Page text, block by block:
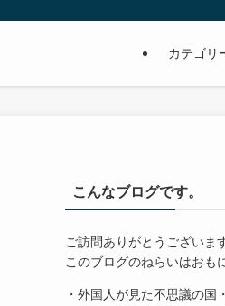
カテゴリ
こんなブログです。
ご訪問ありがとうございま
このブログのねらいはおも
・外国人が見た不思議の国